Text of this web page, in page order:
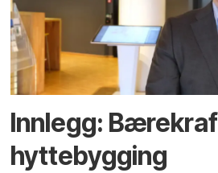
Innlegg:
hyttebygging